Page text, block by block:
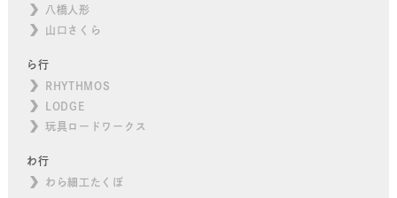
八橋人形
山口さくら
ら行
RHYTHMOS
LODGE
玩具ロードワークス
わ行
わら細工たくぼ